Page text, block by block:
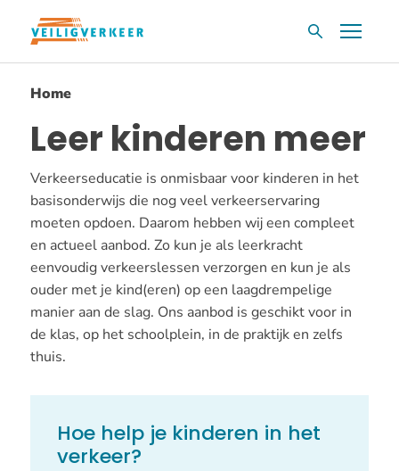
Overslaan
gaan
ZoekvakMenu
Home
Leer kinderen meer
Verkeerseducatie is onmisbaar voor kinderen in het
basisonderwijs die nog veel verkeerservaring
moeten opdoen. Daarom hebben wij een compleet
en actueel aanbod. Zo kun je als leerkracht
eenvoudig verkeerslessen verzorgen en kun je als
ouder met je kind(eren) op een laagdrempelige
manier aan de slag. Ons aanbod is geschikt voor in
de klas, op het schoolplein, in de praktijk en zelfs
thuis.
Hoe help je kinderen in het
verkeer?